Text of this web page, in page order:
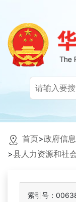
首页>政府信
>县人力资源和社
索引号：